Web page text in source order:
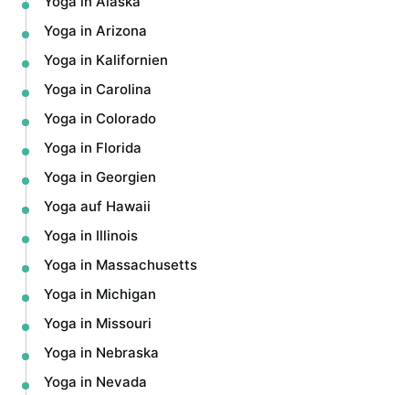
Yoga in Arizona
Yoga in Kalifornien
Yoga in Carolina
Yoga in Colorado
Yoga in Florida
Yoga in Georgien
Yoga auf Hawaii
Yoga in Illinois
Yoga in Massachusetts
Yoga in Michigan
Yoga in Missouri
Yoga in Nebraska
Yoga in Nevada